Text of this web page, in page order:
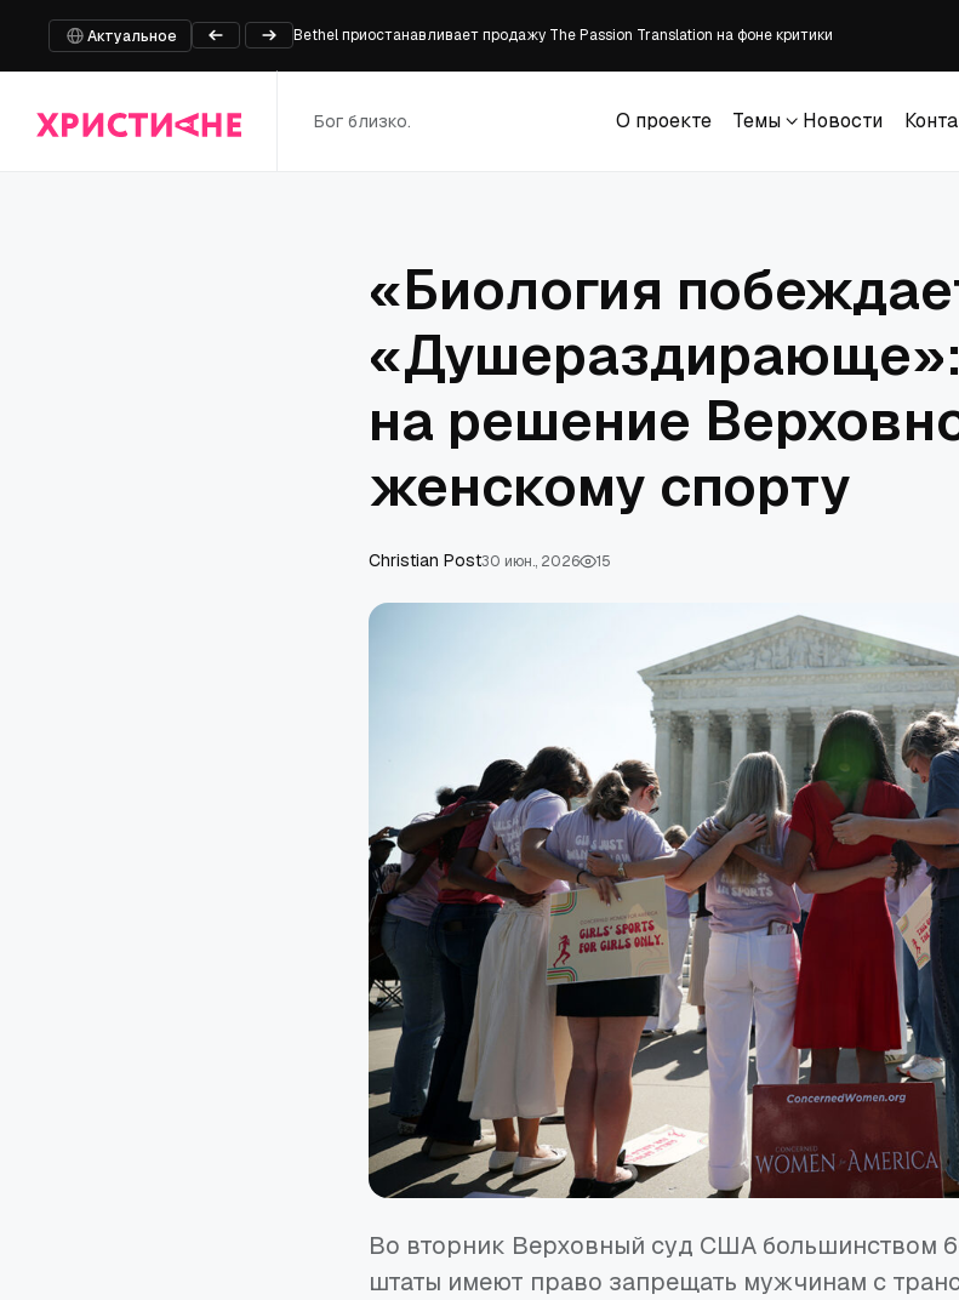
Актуальное
Bethel приостанавливает продажу The Passion Translation на фоне критики
Пастор и еще шесть человек казнены без суда в Судане
Глава фракции ХДС/ХСС Фрай призывает к донорству органов
Бог близко.
О проекте
Темы
Новости
«Биология
на решение
женскому спорту
Сhristian Post30 июн., 2026 15
Во вторник Верховный суд США большинством
штаты имеют право запрещать мужчинам с